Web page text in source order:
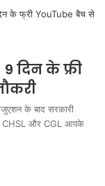
9 दिन के फ्री
के बाद सरकारी
CHSL और CGL आपके